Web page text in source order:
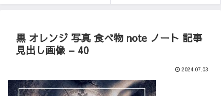
黒 オレンジ 写真 食べ物 note ノート 記事
見出し画像 – 40
2024.07.03